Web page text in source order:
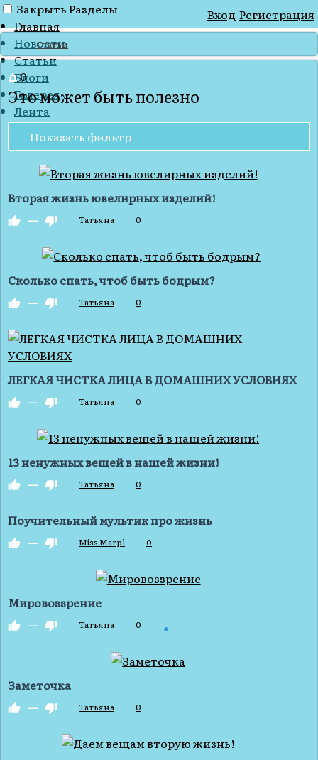
ЗакрытьРазделы
Главная
Новости
Статьи
Блоги
Галерея
Лента
Вход Регистрация
Статьи
0
Это может быть полезно
Показать фильтр
Вторая жизнь ювелирных изделий!
— Татьяна 0
Сколько спать, чтоб быть бодрым?
— Татьяна 0
ЛЕГКАЯ ЧИСТКА ЛИЦА В ДОМАШНИХ УСЛОВИЯХ
— Татьяна 0
13 ненyжных вeщей в нaшей жизни!
— Татьяна 0
Поучительный мультик про жизнь
— Miss Marpl 0
Мировоззрение
— Татьяна 0
Заметочка
— Татьяна 0